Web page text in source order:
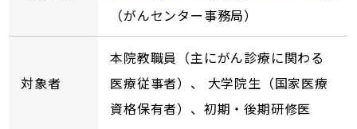
（がんセンター事務局）
対象者
本院教職員（主にがん診療に関わる
医療従事者）、 大学院生（国家医療
資格保有者）、初期・後期研修医